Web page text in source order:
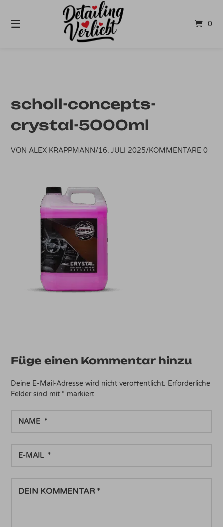
Inhalt
0
scholl-concepts-
crystal-5000ml
VONALEX KRAPPMANN/16. JULI 2025/KOMMENTARE 0
Füge einen Kommentar hinzu
Deine E-Mail-Adresse wird nicht veröffentlicht. Erforderliche
Felder sind mit * markiert
MAIL
KOMMENTAR